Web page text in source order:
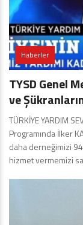
Haberler
TYSD Genel
ve
TÜRKİYE YARDIM
Programında İlker
daha derneğimizi 94
hizmet vermemizi